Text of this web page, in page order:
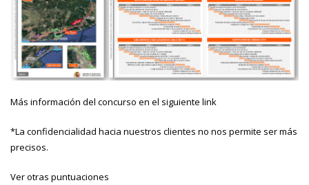
Más información del concurso en el siguiente link
*La confidencialidad hacia nuestros clientes no nos permite ser más
precisos.
Ver otras puntuaciones